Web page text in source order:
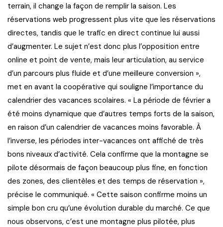
terrain, il change la façon de remplir la saison. Les
réservations web progressent plus vite que les réservations
directes, tandis que le trafic en direct continue lui aussi
d’augmenter. Le sujet n’est donc plus l’opposition entre
online et point de vente, mais leur articulation, au service
d’un parcours plus fluide et d’une meilleure conversion »,
met en avant la coopérative qui souligne l’importance du
calendrier des vacances scolaires. « La période de février a
été moins dynamique que d’autres temps forts de la saison,
en raison d’un calendrier de vacances moins favorable. À
l’inverse, les périodes inter-vacances ont affiché de très
bons niveaux d’activité. Cela confirme que la montagne se
pilote désormais de façon beaucoup plus fine, en fonction
des zones, des clientèles et des temps de réservation »,
précise le communiqué. « Cette saison confirme moins un
simple bon cru qu’une évolution durable du marché. Ce que
nous observons, c’est une montagne plus pilotée, plus